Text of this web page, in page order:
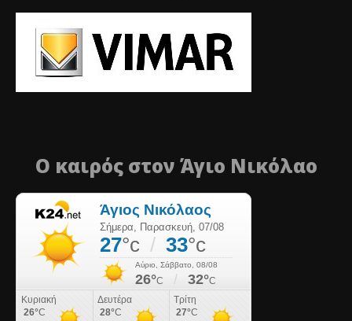
Ο καιρός στον Άγιο Νικόλαο